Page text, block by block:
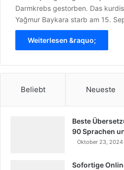
Darmkrebs gestorben. Das
Yağmur Baykara starb am 15.
Weiterlesen &raquo;
Beliebt Neueste
Beste
90 Sprachen
Oktober 23, 2024
Sofortige